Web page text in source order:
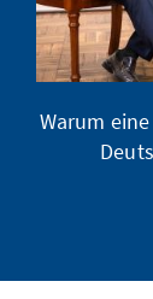
Warum